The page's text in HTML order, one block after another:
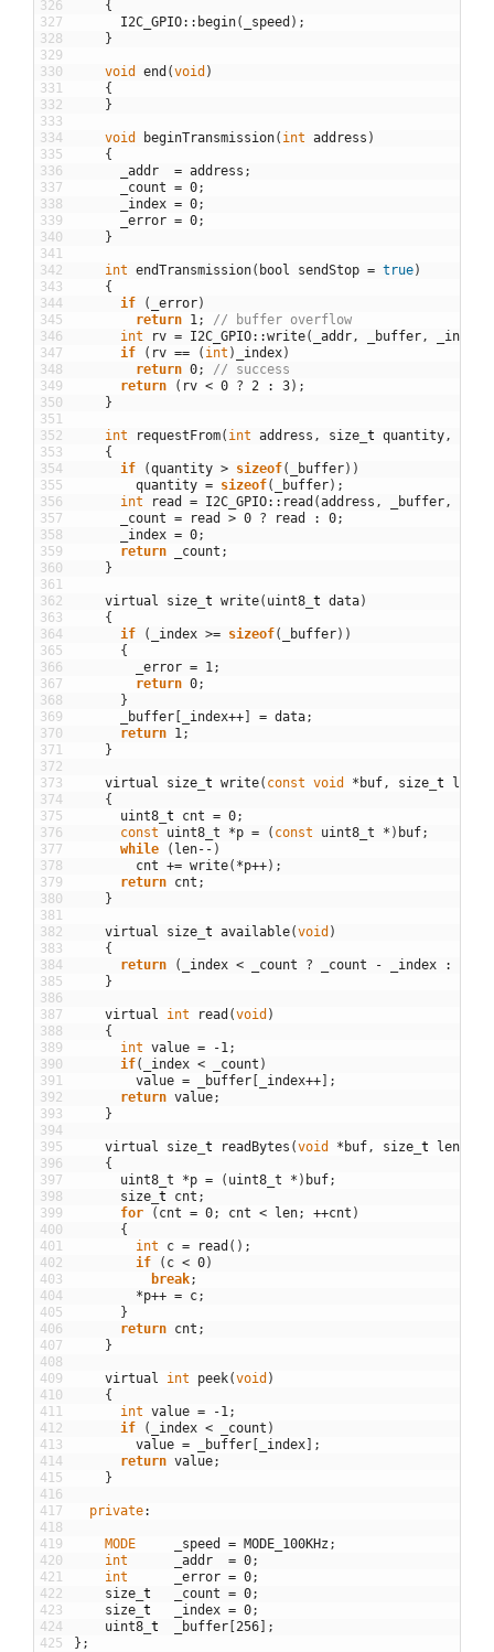
326
327
328
329
330
331
332
333
334
335
336
337
338
339
340
341
342
343
344
345
346
347
348
349
350
351
352
353
354
355
356
357
358
359
360
361
362
363
364
365
366
367
368
369
370
371
372
373
374
375
376
377
378
379
380
381
382
383
384
385
386
387
388
389
390
391
392
393
394
395
396
397
398
399
400
401
402
403
404
405
406
407
408
409
410
411
412
413
414
415
416
417
418
419
420
421
422
423
424
425
{
I2C_GPIO:: begin( _speed ) ;
}
void end (void )
{
}
void beginTransmission( int address )
{
_addr
= address ;
_count = 0;
_index = 0;
_error = 0;
}
int endTransmission( bool sendStop = true)
{
if
( _error)
return 1 ;
// buffer overflow
int
rv = I2C_GPIO::write( _addr , _buffer , _index
if
( rv == ( int ) _index)
return 0;
// success
return
( rv < 0 ? 2 : 3) ;
}
int requestFrom( int address , size t quantity ,
{
if
(quantity > sizeof( _buffer) )
quantity = sizeof( _buffer) ;
int
read = I2C_GPIO:: read (address , _buffer ,
_count = read > 0 ? read : 0;
_index = 0;
return
_count ;
}
virtual size t write( uint8 t data)
{
if
( _index >= sizeof( _buffer) )
{
_error = 1 ;
return 0;
}
_buffer [ _index++] = data;
return 1 ;
}
virtual size t write( const void * buf , size t len
{
uint8 t cnt = 0;
const
uint8_t *p = ( const uint8_t * ) buf;
while
( len-- )
cnt += write( *p++) ;
return cnt ;
}
virtual size t available(void )
{
return
( _index < _count ? _count - _index :
}
virtual int read (void )
{
int value = -1 ;
if( _index < _count )
value = _buffer [ _index++] ;
return value;
}
virtual size t readBytes (void * buf , size t len
{
uint8_t
*p = ( uint8_t * ) buf;
size t cnt ;
for
( cnt = 0; cnt < len; ++cnt )
{
int
c = read ( ) ;
if
( c < 0)
break;
*p++ = c;
}
return cnt ;
}
virtual int peek(void )
{
int value = -1 ;
if
( _index < _count )
value = _buffer [ _index] ;
return value;
}
private:
MODE _speed = MODE_100KHz ;
int
_addr = 0;
int
_error = 0;
size t _count = 0;
size t _index = 0;
uint8 t _buffer [256] ;
} ;